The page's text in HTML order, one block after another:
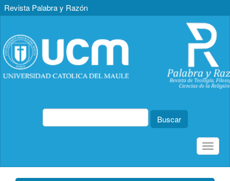
Revista Palabra y Razón
Contenido
principal
Barra
lateral
Buscar
Toggle